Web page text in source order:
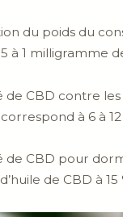
du poids du
à 1 milligramme
de CBD contre
à 6 à
de CBD pour
de CBD à